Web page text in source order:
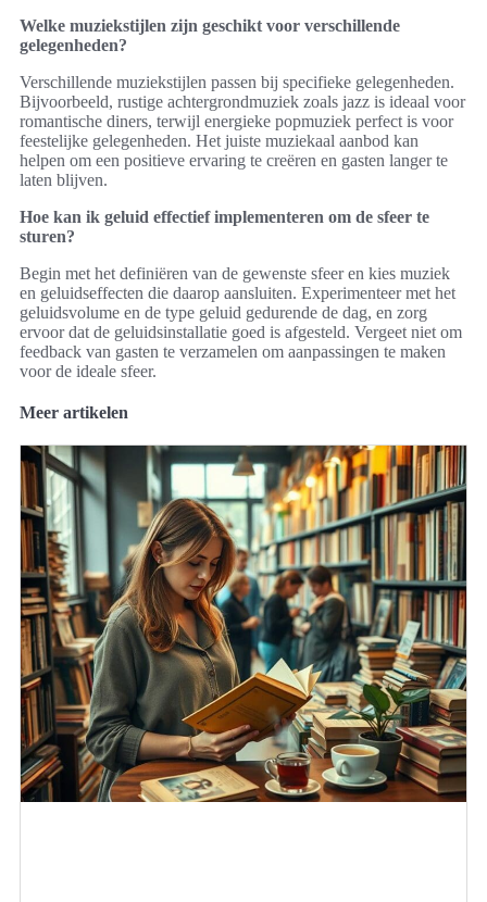
Welke muziekstijlen zijn geschikt voor verschillende
gelegenheden?
Verschillende muziekstijlen passen bij specifieke gelegenheden.
Bijvoorbeeld, rustige achtergrondmuziek zoals jazz is ideaal voor
romantische diners, terwijl energieke popmuziek perfect is voor
feestelijke gelegenheden. Het juiste muziekaal aanbod kan
helpen om een positieve ervaring te creëren en gasten langer te
laten blijven.
Hoe kan ik geluid effectief implementeren om de sfeer te
sturen?
Begin met het definiëren van de gewenste sfeer en kies muziek
en geluidseffecten die daarop aansluiten. Experimenteer met het
geluidsvolume en de type geluid gedurende de dag, en zorg
ervoor dat de geluidsinstallatie goed is afgesteld. Vergeet niet om
feedback van gasten te verzamelen om aanpassingen te maken
voor de ideale sfeer.
Meer artikelen